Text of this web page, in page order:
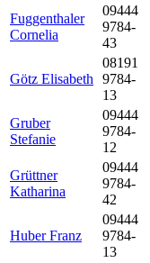
Fuggenthaler
Cornelia
09444
9784-
43
Götz Elisabeth
08191
9784-
13
Gruber
Stefanie
09444
9784-
12
Grüttner
Katharina
09444
9784-
42
Huber Franz
09444
9784-
13